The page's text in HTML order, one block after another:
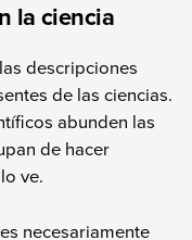
la ciencia
descripciones
de las ciencias.
abunden las
de hacer
ve.
necesariamente